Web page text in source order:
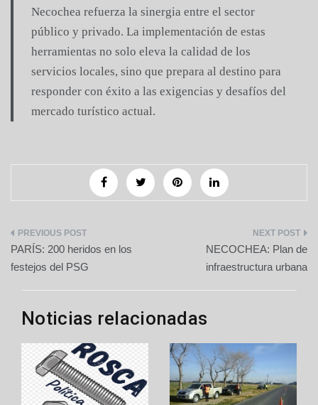
Necochea refuerza la sinergia entre el sector
público y privado. La implementación de estas
herramientas no solo eleva la calidad de los
servicios locales, sino que prepara al destino para
responder con éxito a las exigencias y desafíos del
mercado turístico actual.
Navegación
de
entradas
PARÍS: 200 heridos en los
festejos del PSG
NECOCHEA: Plan de
infraestructura urbana
Noticias relacionadas